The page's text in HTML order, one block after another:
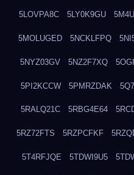
5LOVPA8C 5LY0K9GU
5MOLUGED 5NCKLFPQ
5NYZ03GV 5NZ2F7XQ
5PI2KCCW 5PMRZDAK
5RALQ21C 5RBG4E64
5RZ72FTS 5RZPCFKF
5T4RFJQE 5TDWI9U5